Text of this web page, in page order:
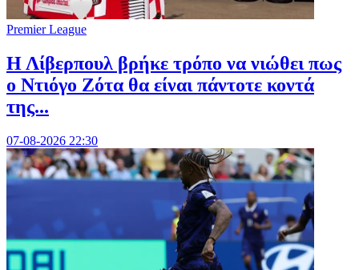
Premier League
Η Λίβερπουλ βρήκε τρόπο να νιώθει πως
ο Ντιόγο Ζότα θα είναι πάντοτε κοντά
της...
07-08-2026 22:30